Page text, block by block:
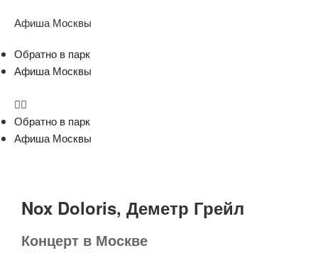
Афиша Москвы
Обратно в парк
Афиша Москвы
Обратно в парк
Афиша Москвы
Nox Doloris, Деметр Грейл
Концерт в Москве